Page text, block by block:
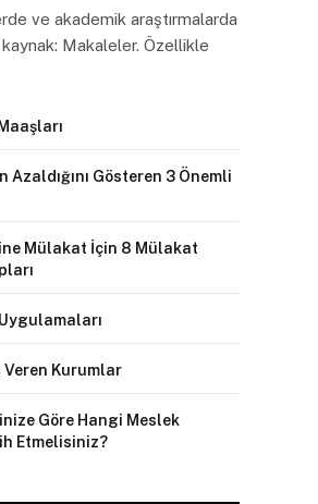
ve akademik araştırmalarda
Makaleler. Özellikle
Azaldığını Gösteren 3 Önemli
Mülakat İçin 8 Mülakat
Veren Kurumlar
Göre Hangi Meslek
Etmelisiniz?